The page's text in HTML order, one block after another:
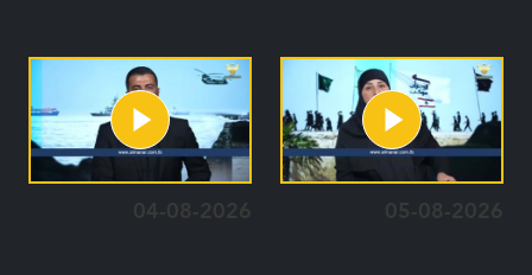
05-08-2026
04-08-2026